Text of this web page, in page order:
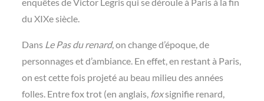
du XIXe siècle.
Dans Le Pas du renard, on change d’époque, de
personnages et d’ambiance. En effet, en restant à Paris,
on est cette fois projeté au beau milieu des années
folles. Entre fox trot (en anglais, foxsignifie renard,